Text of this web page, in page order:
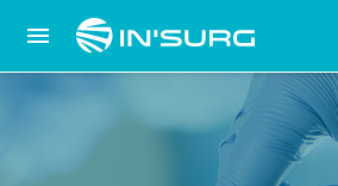

Cookies management panel